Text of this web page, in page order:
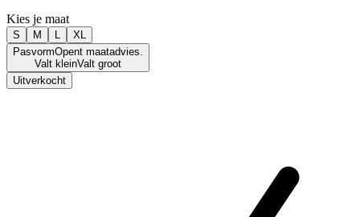
Kies je maat
S M L
XL
PasvormOpent maatadvies.
Valt kleinValt groot
Uitverkocht